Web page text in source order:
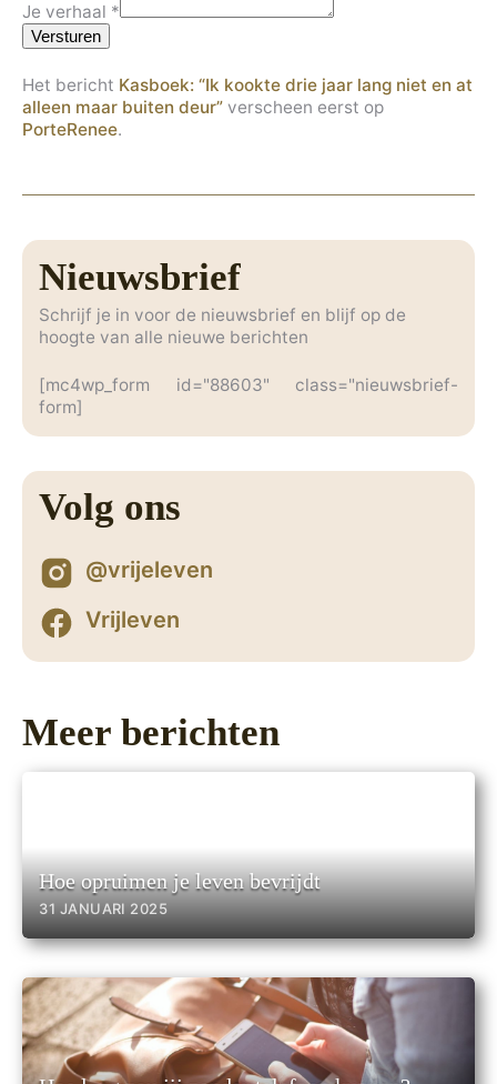
Je verhaal *
Versturen
Het bericht Kasboek: “Ik kookte drie jaar lang niet en at
alleen maar buiten deur” verscheen eerst op
PorteRenee.
Nieuwsbrief
Schrijf je in voor de nieuwsbrief en blijf op de
hoogte van alle nieuwe berichten
[mc4wp_form id="88603" class="nieuwsbrief-
form]
Volg ons
@vrijeleven
Vrijleven
Meer berichten
Hoe opruimen je leven bevrijdt
31 JANUARI 2025